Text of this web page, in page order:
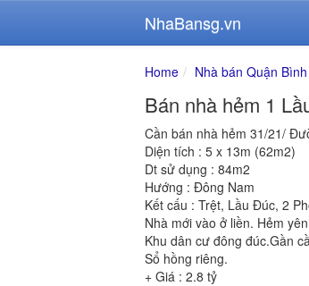
NhaBansg.vn
Home Nhà bán Quận
Bán nhà hẻm 1
Cần bán nhà hẻm 31/21/
Diện tích : 5 x 13m (62m2)
Dt sử dụng : 84m2
Hướng : Đông Nam
Kết cấu : Trệt, Lầu Đúc, 2
Nhà mới vào ở liền. Hẻm
Khu dân cư đông đúc.Gần
Sổ hồng riêng.
+ Giá : 2.8 tỷ